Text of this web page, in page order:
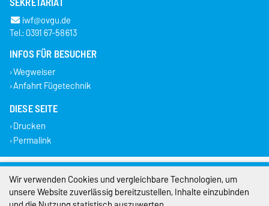
iwf@ovgu.de
Tel.: 0391 67-58613
INFOS FÜR BESUCHER
Wegweiser
Anfahrt Fügetechnik
DIESE SEITE
Drucken
Permalink
Impressum
Datenschutz
Wir verwenden Cookies und vergleichbare Technologien, um
unsere Website zuverlässig bereitzustellen, Inhalte einzubinden